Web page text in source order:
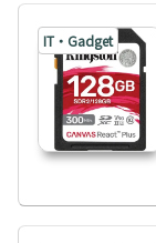
IT・Gadget